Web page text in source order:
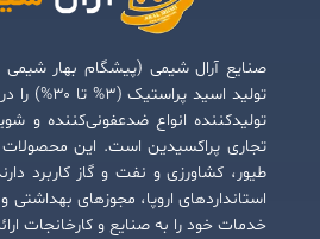
تولید اسید
تولیدکننده انواع ضدعفونی‌کننده و
تجاری پراکسیدین است. این محصولات
طیور، کشاورزی و نفت و گاز کاربرد
استانداردهای اروپا، مجوزهای بهداشتی
خدمات خود را به صنایع و کارخانجات